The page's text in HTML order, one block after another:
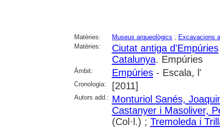
Matèries: Museus arqueològics ; Excavacions
Matèries:
Ciutat antiga d'Empúries
Catalunya. Empúries
Àmbit: Empúries- Escala, l'
Cronologia: [2011]
Autors add.: Monturiol Sanés,
Castanyer i Masoliver,
(Col·l.) ; Tremoleda i